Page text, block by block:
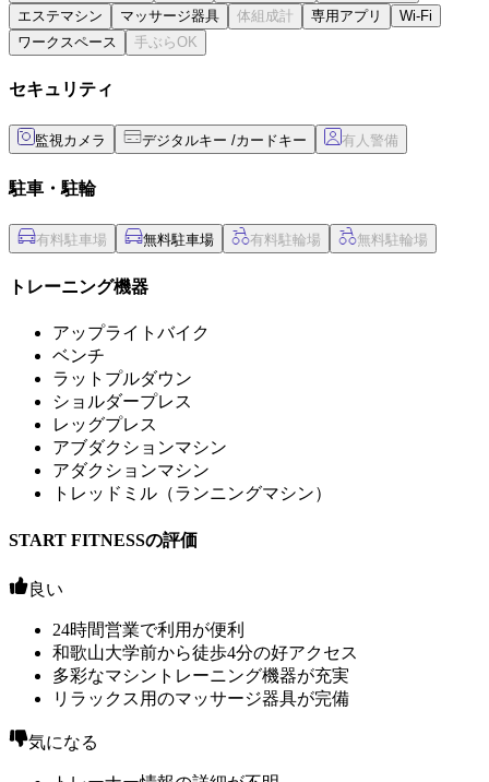
エステマシン
マッサージ器具 専用アプリ
Wi-Fi
ワークスペース
セキュリティ
監視カメラ デジタルキー /カードキー
駐車・駐輪
無料駐車場
トレーニング機器
アップライトバイク
ベンチ
ラットプルダウン
ショルダープレス
レッグプレス
アブダクションマシン
アダクションマシン
トレッドミル（ランニングマシン）
START FITNESSの評価
良い
24時間営業で利用が便利
和歌山大学前から徒歩4分の好アクセス
多彩なマシントレーニング機器が充実
リラックス用のマッサージ器具が完備
気になる